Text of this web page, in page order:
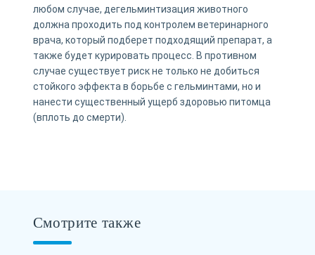
любом случае, дегельминтизация животного
должна проходить под контролем ветеринарного
врача, который подберет подходящий препарат, а
также будет курировать процесс. В противном
случае существует риск не только не добиться
стойкого эффекта в борьбе с гельминтами, но и
нанести существенный ущерб здоровью питомца
(вплоть до смерти).
Смотрите также